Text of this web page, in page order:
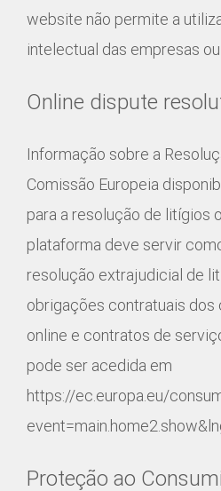
website não permite a
intelectual das empresas
Online dispute
Informação sobre a
Comissão Europeia
para a resolução de litígios
plataforma deve servir
resolução extrajudicial de
obrigações contratuais dos
online e contratos de
pode ser acedida em
https://ec.europa.eu/
Proteção ao